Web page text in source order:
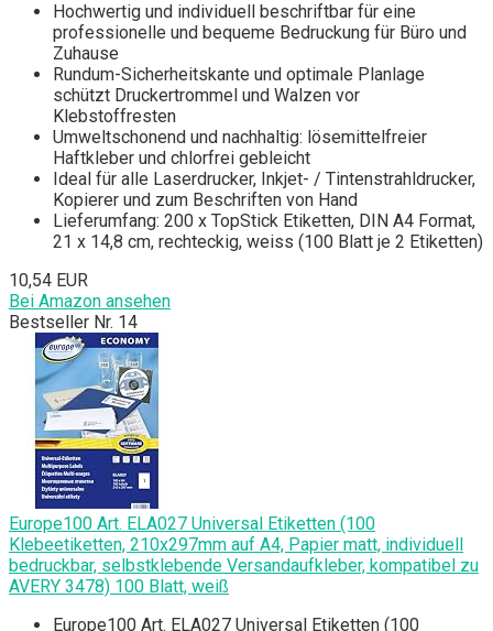
Hochwertig und individuell beschriftbar für eine
professionelle und bequeme Bedruckung für Büro und
Zuhause
Rundum-Sicherheitskante und optimale Planlage
schützt Druckertrommel und Walzen vor
Klebstoffresten
Umweltschonend und nachhaltig: lösemittelfreier
Haftkleber und chlorfrei gebleicht
Ideal für alle Laserdrucker, Inkjet- / Tintenstrahldrucker,
Kopierer und zum Beschriften von Hand
Lieferumfang: 200 x TopStick Etiketten, DIN A4 Format,
21 x 14,8 cm, rechteckig, weiss (100 Blatt je 2 Etiketten)
10,54 EUR
Bei Amazon ansehen
Bestseller Nr. 14
Europe100 Art. ELA027 Universal Etiketten (100
Klebeetiketten, 210x297mm auf A4, Papier matt, individuell
bedruckbar, selbstklebende Versandaufkleber, kompatibel zu
AVERY 3478) 100 Blatt, weiß
Europe100 Art. ELA027 Universal Etiketten (100